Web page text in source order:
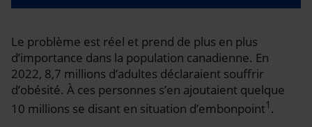
Le problème est réel et prend de plus en plus
d’importance dans la population canadienne. En
2022, 8,7 millions d’adultes déclaraient souffrir
d’obésité. À ces personnes s’en ajoutaient quelque
10 millions se disant en situation d’embonpoint1 .